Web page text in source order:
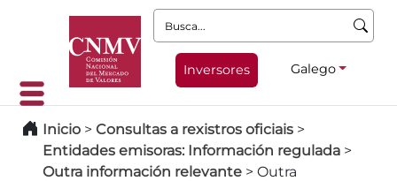
Busca:
Inversores Galego
Inicio > Consultas a rexistros oficiais >
Entidades emisoras: Información regulada >
Outra información relevante > Outra